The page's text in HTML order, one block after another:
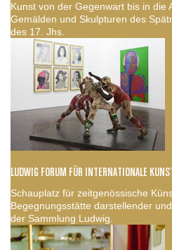
Kunst von der Gegenwart bis in die
Gemälden und Skulpturen des
des 17. Jhs.
LUDWIG FORUM FÜR INTERNATIONALE
Schauplatz für zeitgenössische
Begegnungsstätte darstellender
der Sammlung Ludwig.